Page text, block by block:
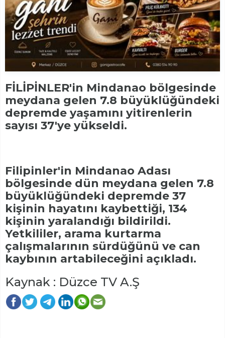
FİLİPİNLER'in Mindanao bölgesinde
meydana gelen 7.8 büyüklüğündeki
depremde yaşamını yitirenlerin
sayısı 37'ye yükseldi.
Filipinler'in Mindanao Adası
bölgesinde dün meydana gelen 7.8
büyüklüğündeki depremde 37
kişinin hayatını kaybettiği, 134
kişinin yaralandığı bildirildi.
Yetkililer, arama kurtarma
çalışmalarının sürdüğünü ve can
kaybının artabileceğini açıkladı.
Kaynak : Düzce TV A.Ş